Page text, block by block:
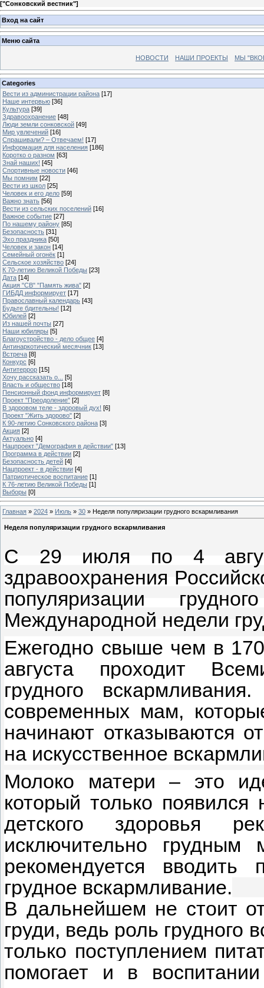
["Сонковский вестник"]
Вход на сайт
Меню сайта
НОВОСТИ НАШИ ПРОЕКТЫ МЫ
Categories
Вести из администрации района [17]
Наше интервью [36]
Культура [39]
Здравоохранение [48]
Люди земли сонковской [49]
Мир увлечений [16]
Спрашивали? – Отвечаем! [17]
Информация для населения [186]
Коротко о разном [63]
Знай наших! [45]
Спортивные новости [46]
Мы помним [22]
Вести из школ [25]
Человек и его дело [59]
Важно знать [56]
Вести из сельских поселений [16]
Важное событие [27]
По нашему району [85]
Безопасность [31]
Эхо праздника [50]
Человек и закон [14]
Семейный огонёк [1]
Сельское хозяйство [24]
К 70-летию Великой Победы [23]
Дата [14]
Акция "СВ" "Память жива" [2]
ГИБДД информирует [17]
Православный календарь [43]
Будьте бдительны! [12]
Юбилей [2]
Из нашей почты [27]
Наши юбиляры [5]
Благоустройство - дело общее [4]
Антинаркотический месячник [13]
Встреча [8]
Конкурс [6]
Антитеррор [15]
Хочу рассказать о...
[5]
Власть и общество [18]
Пенсионный фонд информирует [8]
Проект "Преодоление" [2]
В здоровом теле - здоровый дух! [6]
Проект "Жить здорово" [2]
К 90-летию Сонковского района [3]
Акция [2]
Актуально [4]
Нацпроект "Демография в действии" [13]
Программа в действии [2]
Безопасность детей [4]
Нацпроект - в действии [4]
Патриотическое воспитание [1]
К 76-летию Великой Победы [1]
Выборы [0]
Главная » 2024 » Июль » 30 » Неделя популяризации грудного вскармливания
Неделя популяризации грудного вскармливания
С 29 июля по 4
здравоохранения
популяризации
Международной недели
Ежегодно свыше чем в
августа проходит
грудного
современных мам,
начинают отказываются
на искусственное
Молоко матери – это
который только
детского здоровья
исключительно
рекомендуется вводить
грудное вскармливание.
В дальнейшем не стоит
груди, ведь роль грудного
только поступлением
помогает и в